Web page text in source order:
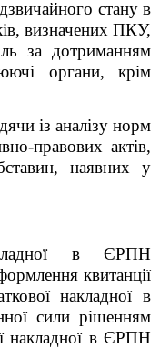
стану в
визначених ПКУ,
за дотриманням
органи, крім
із аналізу норм
правових актів,
наявних у
в ЄРПН
квитанції
накладної в
сили рішенням
накладної в ЄРПН